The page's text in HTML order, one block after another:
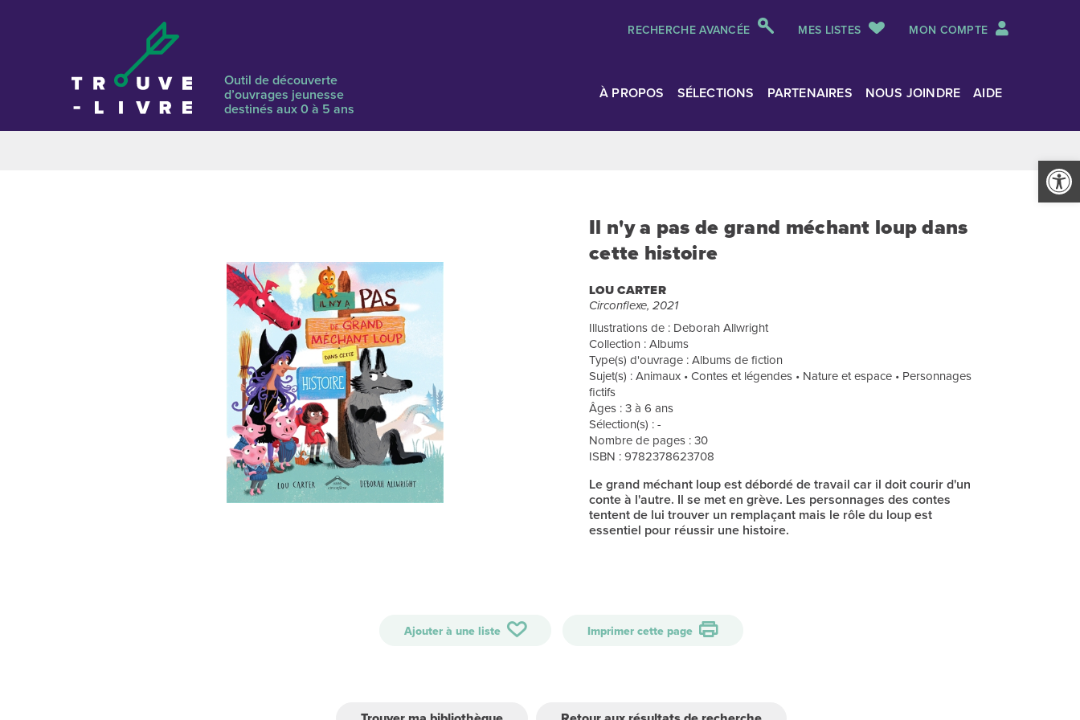
Ouvrir
RECHERCHE AVANCÉE MES LISTES MON COMPTE
Outil de découverte
d’ouvrages jeunesse
destinés aux 0 à 5 ans
À PROPOS SÉLECTIONS PARTENAIRES NOUS JOINDRE AIDE
Il n'y a pas de grand méchant loup dans
cette histoire
LOU CARTER
Circonflexe, 2021
Illustrations de : Deborah Allwright
Collection : Albums
Type(s) d'ouvrage : Albums de fiction
Sujet(s) : Animaux • Contes et légendes • Nature et espace • Personnages
fictifs
Âges : 3 à 6 ans
Sélection(s) : -
Nombre de pages : 30
ISBN : 9782378623708
Le grand méchant loup est débordé de travail car il doit courir d'un
conte à l'autre. Il se met en grève. Les personnages des contes
tentent de lui trouver un remplaçant mais le rôle du loup est
essentiel pour réussir une histoire.
Ajouter à une liste Imprimer cette page